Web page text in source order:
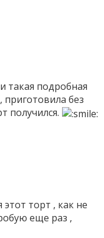
такая подробная
приготовила без
получился.
этот торт , как не
еще раз ,